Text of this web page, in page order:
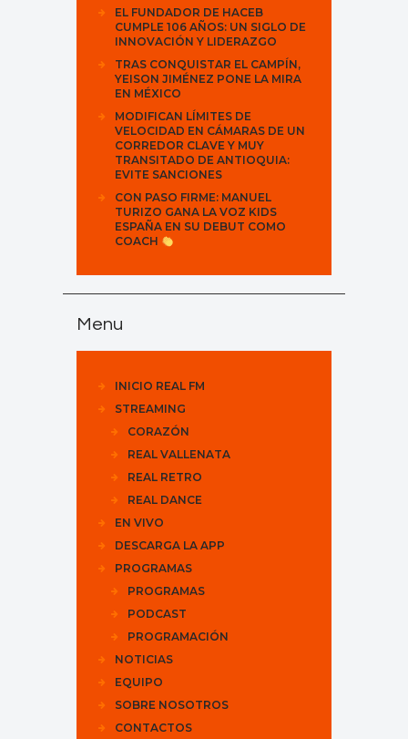
EL FUNDADOR DE HACEB
CUMPLE 106 AÑOS: UN SIGLO DE
INNOVACIÓN Y LIDERAZGO
TRAS CONQUISTAR EL CAMPÍN,
YEISON JIMÉNEZ PONE LA MIRA
EN MÉXICO
MODIFICAN LÍMITES DE
VELOCIDAD EN CÁMARAS DE UN
CORREDOR CLAVE Y MUY
TRANSITADO DE ANTIOQUIA:
EVITE SANCIONES
CON PASO FIRME: MANUEL
TURIZO GANA LA VOZ KIDS
ESPAÑA EN SU DEBUT COMO
COACH
Menu
INICIO REAL FM
STREAMING
CORAZÓN
REAL VALLENATA
REAL RETRO
REAL DANCE
EN VIVO
DESCARGA LA APP
PROGRAMAS
PROGRAMAS
PODCAST
PROGRAMACIÓN
NOTICIAS
EQUIPO
SOBRE NOSOTROS
CONTACTOS